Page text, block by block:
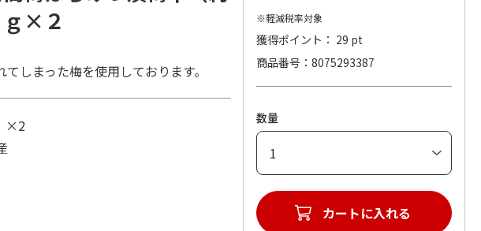
×２
しまった梅を使用しております。
×2
※軽減税率対象
獲得ポイント： 29 pt
商品番号
8075293387
数量
カートに入れる